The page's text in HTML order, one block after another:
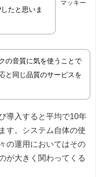
マッキー
たと思いま
の音質に気を使うことで
と同じ品質のサービスを
導入すると平均で10年
す。システム自体の使
の運用においてはその
が大きく関わってくる